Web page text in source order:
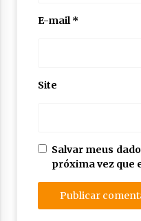
E-mail *
Site
Salvar meus
próxima vez que